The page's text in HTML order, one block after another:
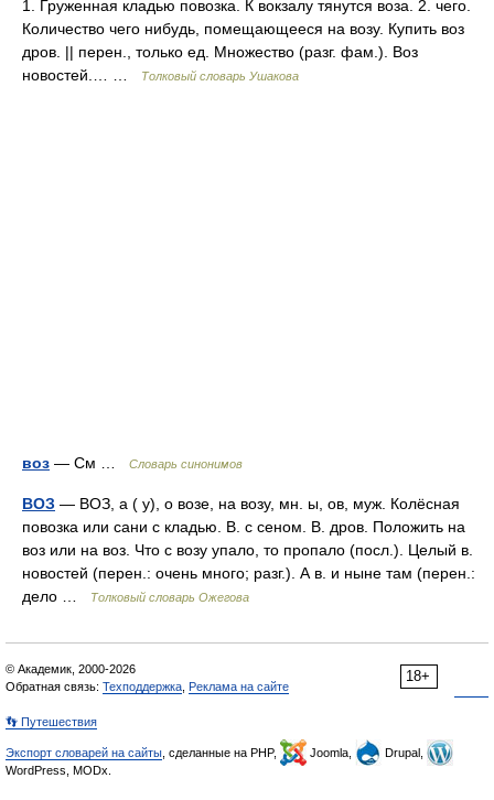
1. Груженная кладью повозка. К вокзалу тянутся воза. 2. чего.
Количество чего нибудь, помещающееся на возу. Купить воз
дров. || перен., только ед. Множество (разг. фам.). Воз
новостей.… …
Толковый словарь Ушакова
воз — См … Словарь синонимов
ВОЗ — ВОЗ, а ( у), о возе, на возу, мн. ы, ов, муж. Колёсная
повозка или сани с кладью. В. с сеном. В. дров. Положить на
воз или на воз. Что с возу упало, то пропало (посл.). Целый в.
новостей (перен.: очень много; разг.). А в. и ныне там (перен.:
дело …
Толковый словарь Ожегова
18+
© Академик, 2000-2026
Обратная связь: Техподдержка Реклама на сайте
👣 Путешествия
Экспорт словарей на сайты , сделанные на PHP, Joomla,
Drupal,
WordPress, MODx.